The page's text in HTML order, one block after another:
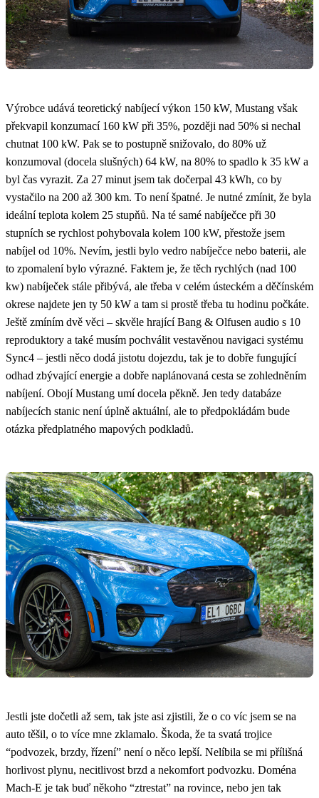
Výrobce udává teoretický nabíjecí výkon 150 kW, Mustang však
překvapil konzumací 160 kW při 35%, později nad 50% si nechal
chutnat 100 kW. Pak se to postupně snižovalo, do 80% už
konzumoval (docela slušných) 64 kW, na 80% to spadlo k 35 kW a
byl čas vyrazit. Za 27 minut jsem tak dočerpal 43 kWh, co by
vystačilo na 200 až 300 km. To není špatné. Je nutné zmínit, že byla
ideální teplota kolem 25 stupňů. Na té samé nabíječce při 30
stupních se rychlost pohybovala kolem 100 kW, přestože jsem
nabíjel od 10%. Nevím, jestli bylo vedro nabíječce nebo baterii, ale
to zpomalení bylo výrazné. Faktem je, že těch rychlých (nad 100
kw) nabíječek stále přibývá, ale třeba v celém ústeckém a děčínském
okrese najdete jen ty 50 kW a tam si prostě třeba tu hodinu počkáte.
Ještě zmíním dvě věci – skvěle hrající Bang & Olfusen audio s 10
reproduktory a také musím pochválit vestavěnou navigaci systému
Sync4 – jestli něco dodá jistotu dojezdu, tak je to dobře fungující
odhad zbývající energie a dobře naplánovaná cesta se zohledněním
nabíjení. Obojí Mustang umí docela pěkně. Jen tedy databáze
nabíjecích stanic není úplně aktuální, ale to předpokládám bude
otázka předplatného mapových podkladů.
Jestli jste dočetli až sem, tak jste asi zjistili, že o co víc jsem se na
auto těšil, o to více mne zklamalo. Škoda, že ta svatá trojice
“podvozek, brzdy, řízení” není o něco lepší. Nelíbila se mi přílišná
horlivost plynu, necitlivost brzd a nekomfort podvozku. Doména
Mach-E je tak buď někoho “ztrestat” na rovince, nebo jen tak